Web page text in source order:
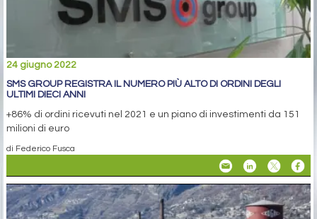
24 giugno 2022
SMS GROUP REGISTRA IL NUMERO PIÙ ALTO DI ORDINI DEGLI
ULTIMI DIECI ANNI
+86% di ordini ricevuti nel 2021 e un piano di investimenti da 151
milioni di euro
di Federico Fusca